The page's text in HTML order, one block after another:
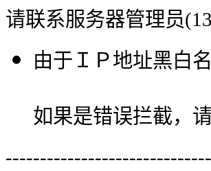
请联系服务器管理员
由于ＩＰ地址黑白
如果是错误拦截，